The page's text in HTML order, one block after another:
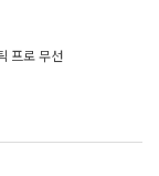
프로 무선